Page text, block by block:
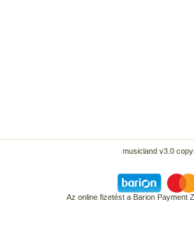
musicland v3.0
Az online fizetést a Barion Payment